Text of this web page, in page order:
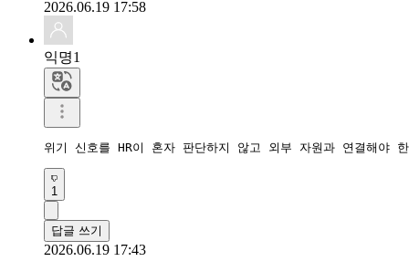
2026.06.19 17:58
익명1
위기 신호를 HR이 혼자 판단하지 않고 외부 자원과 연결해야
1
답글 쓰기
2026.06.19 17:43